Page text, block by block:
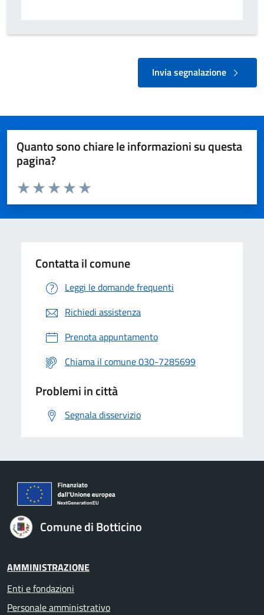
Invia segnalazione
Quanto sono chiare le informazioni su questa
pagina?
Valuta da 1 a 5 stelle la pagina
Valuta 5 stelle su 5
Valuta 4 stelle su 5
Valuta 3 stelle su 5
Valuta 2 stelle su 5
Valuta 1 stelle su 5
Contatta il comune
Leggi le domande frequenti
Richiedi assistenza
Prenota appuntamento
Chiama il comune 030-7285699
Problemi in città
Segnala disservizio
Comune di Botticino
AMMINISTRAZIONE
Enti e fondazioni
Personale amministrativo